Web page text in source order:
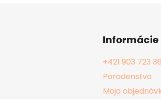
Informácie
+421 903 723
Poradenstvo
Moja